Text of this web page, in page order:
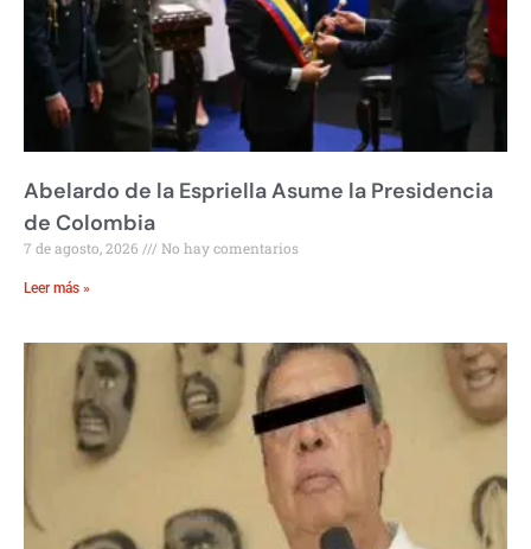
Abelardo de la Espriella Asume la Presidencia
de Colombia
7 de agosto, 2026 No hay comentarios
Leer más »